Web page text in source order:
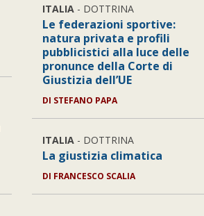
ITALIA - DOTTRINA
Le federazioni sportive:
natura privata e profili
pubblicistici alla luce delle
pronunce della Corte di
Giustizia dell’UE
DI STEFANO PAPA
ITALIA - DOTTRINA
La giustizia climatica
DI FRANCESCO SCALIA